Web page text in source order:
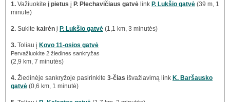
1. Važiuokite į pietus į P. Plechavičiaus gatvė link P. Lukšio gatvė (39 m, 1
minutė)
2. Sukite kairėn į P. Lukšio gatvė (1,1 km, 3 minutės)
3. Toliau į Kovo 11-osios gatvė
Pervažiuokite 2 žiedines sankryžas
(2,9 km, 7 minutės)
4. Žiedinėje sankryžoje pasirinkite 3-čias išvažiavimą link K. Baršausko
gatvė (0,6 km, 1 minutė)